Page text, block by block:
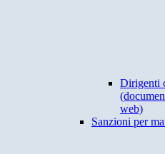
Dirigenti
web)
Sanzioni per